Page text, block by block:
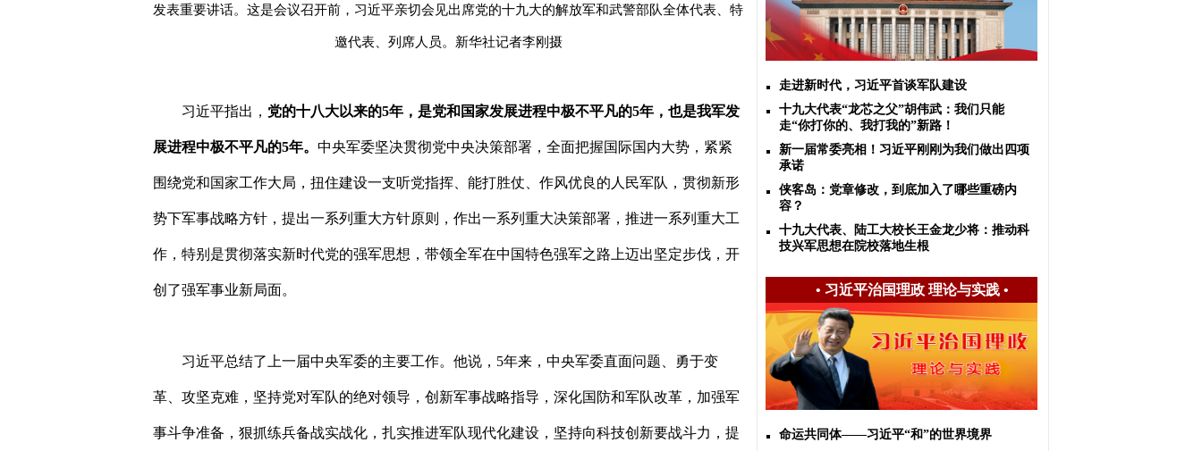
发表重要讲话。这是会议召开前，习近平亲切会见出席党的十九大的解放军和武警部队全体代表、特
邀代表、列席人员。新华社记者李刚摄
习近平指出， 党的十八大以来的5年，是党和国家发展进程中极不平凡的5年，也是我军发
展进程中极不平凡的5年。 中央军委坚决贯彻党中央决策部署，全面把握国际国内大势，紧紧
围绕党和国家工作大局，扭住建设一支听党指挥、能打胜仗、作风优良的人民军队，贯彻新形
势下军事战略方针，提出一系列重大方针原则，作出一系列重大决策部署，推进一系列重大工
作，特别是贯彻落实新时代党的强军思想，带领全军在中国特色强军之路上迈出坚定步伐，开
创了强军事业新局面。
习近平总结了上一届中央军委的主要工作。他说， 5年来，中央军委直面问题、勇于变
革、攻坚克难，坚持党对军队的绝对领导，创新军事战略指导，深化国防和军队改革，加强军
事斗争准备，狠抓练兵备战实战化，扎实推进军队现代化建设，坚持向科技创新要战斗力，提
走进新时代，习近平首谈军队建设
十九大代表“龙芯之父”胡伟武：我们只能
走“你打你的、我打我的”新路！
新一届常委亮相！习近平刚刚为我们做出四项
承诺
侠客岛：党章修改，到底加入了哪些重磅内
容？
十九大代表、陆工大校长王金龙少将：推动科
技兴军思想在院校落地生根
• 习近平治国理政 理论与实践•
命运共同体——习近平“和”的世界境界